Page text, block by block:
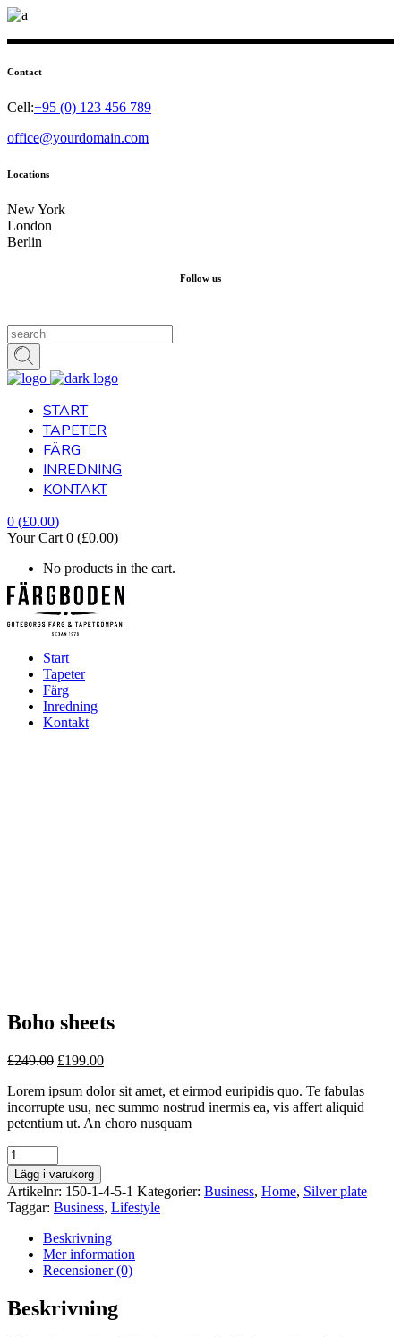
Contact
Cell:+95 (0) 123 456 789
office@yourdomain.com
Locations
New York
London
Berlin
Follow us
START
TAPETER
FÄRG
INREDNING
KONTAKT
0 (£0.00)
Your Cart 0 (£0.00)
No products in the cart.
Start
Tapeter
Färg
Inredning
Kontakt
Boho sheets
£249.00 £199.00
Lorem ipsum dolor sit amet, et eirmod euripidis quo. Te fabulas
incorrupte usu, nec summo nostrud inermis ea, vis affert aliquid
petentium ut. An choro nusquam
Quantity
Lägg i varukorg
Artikelnr: 150-1-4-5-1 Kategorier: Business, Home, Silver plate
Taggar: Business, Lifestyle
Beskrivning
Mer information
Recensioner (0)
Beskrivning